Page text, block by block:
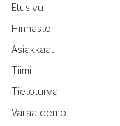
Etusivu
Hinnasto
Asiakkaat
Tiimi
Tietoturva
Varaa demo